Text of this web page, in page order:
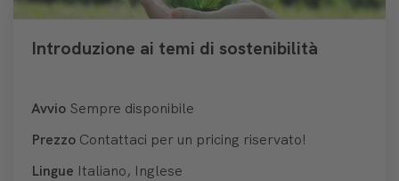
Introduzione ai temi di sostenibilità
Avvio Sempre disponibile
Prezzo Contattaci per un pricing riservato!
Lingue Italiano, Inglese